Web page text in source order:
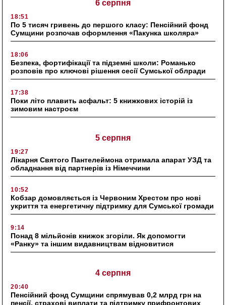
6 серпня
18:51
По 5 тисяч гривень до першого класу: Пенсійний фонд
Сумщини розпочав оформлення «Пакунка школяра»
18:06
Безпека, фортифікації та підземні школи: Романько
розповів про ключові рішення сесії Сумської облради
17:38
Поки літо плавить асфальт: 5 книжкових історій із
зимовим настроєм
5 серпня
19:27
Лікарня Святого Пантелеймона отримала апарат УЗД та
обладнання від партнерів із Німеччини
10:52
Кобзар домовляється із Червоним Хрестом про нові
укриття та енергетичну підтримку для Сумської громади
9:14
Понад 8 мільйонів книжок згоріли. Як допомогти
«Ранку» та іншим видавництвам відновитися
4 серпня
20:40
Пенсійний фонд Сумщини спрямував 0,2 млрд грн на
пенсії, страхові виплати та підтримку прифронтових